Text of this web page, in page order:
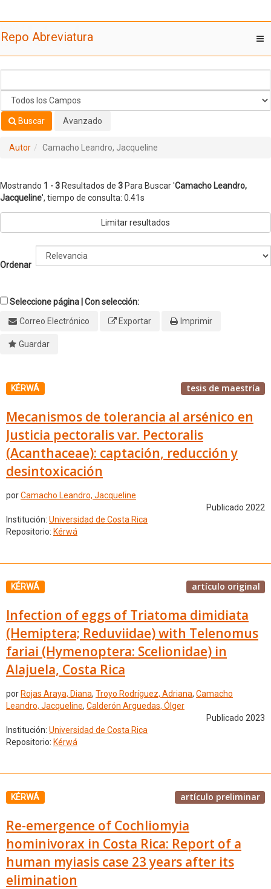
Jacqueline'
Repo Abreviatura
Buscar Avanzado
Autor Camacho Leandro, Jacqueline
Mostrando 1 - 3 Resultados de 3 Para Buscar 'Camacho Leandro,
Jacqueline', tiempo de consulta: 0.41s
Limitar resultados
Ordenar
Seleccione página | Con selección:
Correo Electrónico
Exportar Imprimir
Guardar
KÉRWÁ tesis de maestría
Mecanismos de tolerancia al arsénico en
Justicia pectoralis var. Pectoralis
(Acanthaceae): captación, reducción y
desintoxicación
porCamacho Leandro, Jacqueline
Publicado 2022
Institución: Universidad de Costa Rica
Repositorio: Kérwá
KÉRWÁ artículo original
Infection of eggs of Triatoma dimidiata
(Hemiptera; Reduviidae) with Telenomus
fariai (Hymenoptera: Scelionidae) in
Alajuela, Costa Rica
por Rojas Araya, Diana, Troyo Rodríguez, Adriana, Camacho
Leandro, Jacqueline, Calderón Arguedas, Ólger
Publicado 2023
Institución: Universidad de Costa Rica
Repositorio: Kérwá
KÉRWÁ artículo preliminar
Re-emergence of Cochliomyia
hominivorax in Costa Rica: Report of a
human myiasis case 23 years after its
elimination